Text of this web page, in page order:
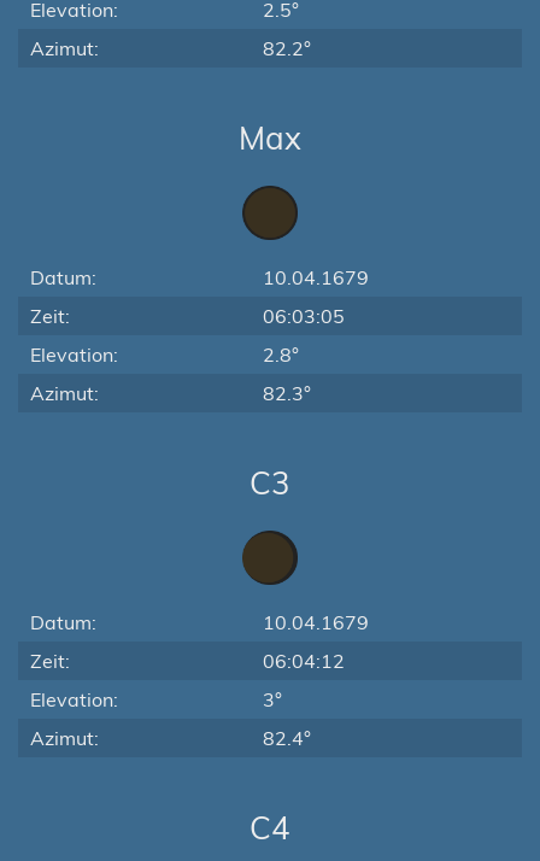
Elevation:
2.5°
Azimut:
82.2°
Max
Datum:
10.04.1679
Zeit:
06:03:05
Elevation:
2.8°
Azimut:
82.3°
C3
Datum:
10.04.1679
Zeit:
06:04:12
Elevation:
3°
Azimut:
82.4°
C4